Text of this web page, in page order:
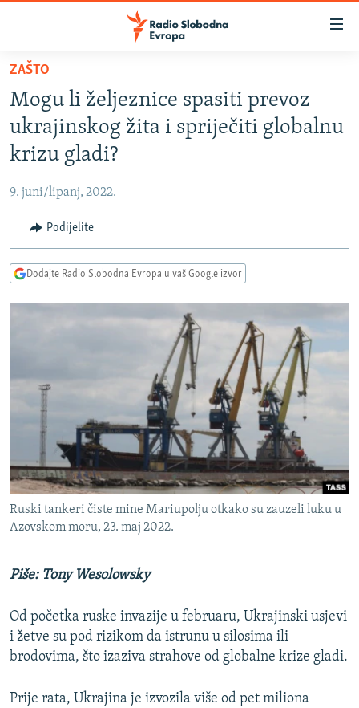
Pređite
glavni
sadržaj
Pređite
na
glavnu
navigaciju
Pređite
na
pretragu
BOSNA I HERCEGOVINA
SRBIJA
CRNA GORA
VIZUELNO
RAT U UKRAJINI
KINA NA BALKANU
DNEVNO@RSE
SPECIJALI RSE
VIŠE OD NASLOVA
GENOCID U SREBRENICI
POPLAVE I KLIZIŠTA U BIH 2024.
POST SCRIPTUM
MOJA EVROPA
TRI DECENIJE OD RATA U BIH
SVE KARTE DEJTONA
NASTANAK I RASPAD JUGOSLAVIJE
PRATITE NAS
ZAŠTO
Mogu li željeznice spasiti prevoz
ukrajinskog žita i spriječiti globalnu
krizu gladi?
9. juni/lipanj, 2022.
Podijelite
Dodajte Radio Slobodna Evropa u vaš Google izvor
Ruski tankeri čiste mine Mariupolju otkako su zauzeli luku u
Azovskom moru, 23. maj 2022.
Piše: Tony Wesolowsky
Od početka ruske invazije u februaru, Ukrajinski usjevi
i žetve su pod rizikom da istrunu u silosima ili
brodovima, što izaziva strahove od globalne krize gladi.
Prije rata, Ukrajina je izvozila više od pet miliona